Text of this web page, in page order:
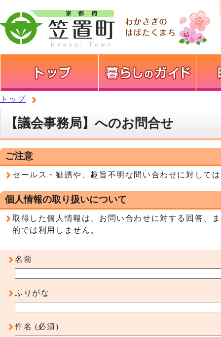
トップ
【議会事務局】へのお問合せ
ご注意
セールス・勧誘や、趣旨不明な問い合わせに対して
個人情報の取り扱いについて
取得した個人情報は、お問い合わせに対する回答、
的では利用しません。
名前
ふりがな
件名 (必須)